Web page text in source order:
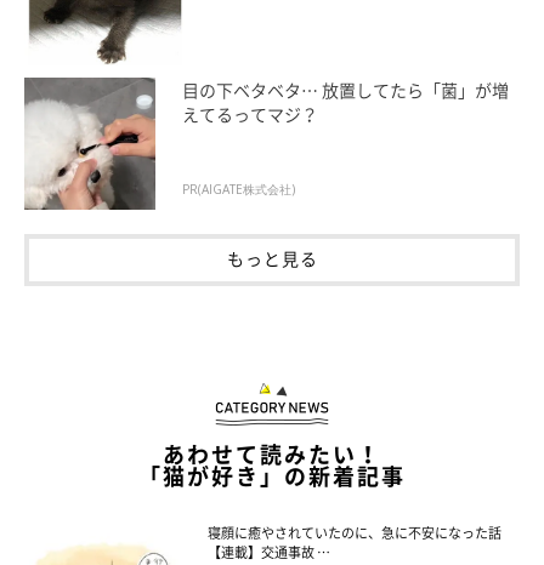
興奮♪
目の下ベタベタ… 放置してたら「菌」が増
えてるってマジ？
PR(AIGATE株式会社)
もっと見る
あわせて読みたい！
「猫が好き」の新着記事
寝顔に癒やされていたのに、急に不安になった話
【連載】交通事故 …